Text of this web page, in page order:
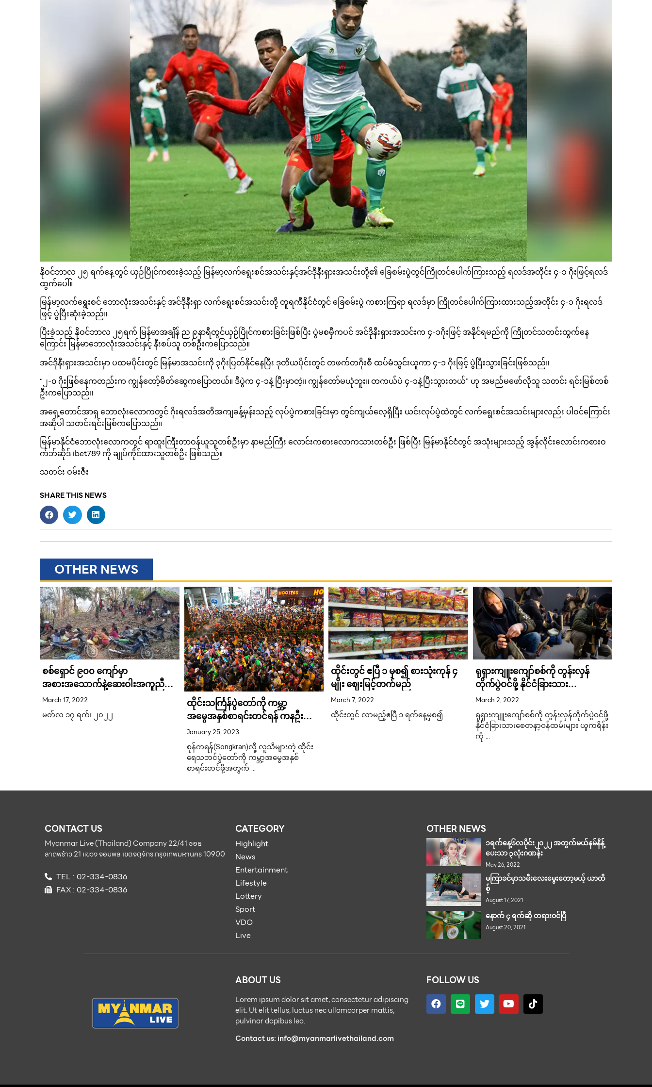
နိုဝင်ဘာလ ၂၅ ရက်နေ့တွင် ယှဉ်ပြိုင်ကစားခဲ့သည့် မြန်မာ့လက်ရွေးစင်အသင်းနှင့်အင်ဒိုနီးရှားအသင်းတို့၏ ခြေစမ်းပွဲတွင်ကြိုတင်ပေါက်ကြားသည့် ရလဒ်အတိုင်း ၄-၁ ဂိုးဖြင့်ရလဒ်
ထွက်ပေါ်။
မြန်မာ့လက်ရွေးစင် ဘောလုံးအသင်းနှင့် အင်ဒိုနီးရှာ လက်ရွေးစင်အသင်းတို့ တူရကီနိုင်ငံတွင် ခြေစမ်းပွဲ ကစားကြရာ ရလဒ်မှာ ကြိုတင်ပေါက်ကြားထားသည့်အတိုင်း ၄-၁ ဂိုးရလဒ်
ဖြင့် ပွဲပြီးဆုံးခဲ့သည်။
ပြီးခဲ့သည့် နိုဝင်ဘာလ ၂၅ရက် မြန်မာအချိန် ည ၉နာရီတွင်ယှဉ်ပြိုင်ကစားခြင်းဖြစ်ပြီး ပွဲမစမှီကပင် အင်ဒိုနီးရှားအသင်းက ၄-၁ဂိုးဖြင့် အနိုင်ရမည်ကို ကြိုတင်သတင်းထွက်နေ
ကြောင်း မြန်မာဘောလုံးအသင်းနှင့် နီးစပ်သူ တစ်ဦးကပြောသည်။
အင်ဒိုနီးရှားအသင်းမှာ ပထမပိုင်းတွင် မြန်မာအသင်းကို ၃ဂိုးပြတ်နိုင်နေပြီး ဒုတိယပိုင်းတွင် တဖက်တဂိုးစီ ထပ်မံသွင်းယူကာ ၄-၁ ဂိုးဖြင့် ပွဲပြီးသွားခြင်းဖြစ်သည်။
“၂-၀ ဂိုးဖြစ်နေကတည်းက ကျွန်တော့်မိတ်ဆွေကပြောတယ်။ ဒီပွဲက ၄-၁နဲ့ ပြီးမှာတဲ့။ ကျွန်တော်မယုံဘူး။ တကယ်ပဲ ၄-၁နဲ့ပြီးသွားတယ်” ဟု အမည်မဖော်လိုသူ သတင်း ရင်းမြစ်တစ်
ဦးကပြောသည်။
အရှေ့တောင်အာရှ ဘောလုံးလောကတွင် ဂိုးရလဒ်အတိအကျခန့်မှန်းသည့် လုပ်ပွဲကစားခြင်းမှာ တွင်ကျယ်လေ့ရှိပြီး ယင်းလုပ်ပွဲထဲတွင် လက်ရွေးစင်အသင်းများလည်း ပါဝင်ကြောင်း
အဆိုပါ သတင်းရင်းမြစ်ကပြောသည်။
မြန်မာနိုင်ငံဘောလုံးလောကတွင် ရာထူးကြီးတာဝန်ယူသူတစ်ဦးမှာ နာမည်ကြီး လောင်းကစားလောကသားတစ်ဦး ဖြစ်ပြီး မြန်မာနိုင်ငံတွင် အသုံးများသည့် အွန်လိုင်း‌လောင်းကစားဝ
က်ဘ်ဆိုဒ် ibet789 ကို ချုပ်ကိုင်ထားသူတစ်ဦး ဖြစ်သည်။
သတင်း ဝမ်းဇီး
SHARE THIS NEWS
OTHER NEWS
စစ်ရှောင် ၉၀၀ ကျော်မှာ
အစားအသောက်နဲ့ဆေးဝါးအကူညီ
လိုအပ်
March 17, 2022
မတ်လ ၁၇ ရက်၊ ၂၀၂၂ …
ထိုင်းသင်္ကြန်ပွဲတော်ကို ကမ္ဘာ့
အမွေအနှစ်စာရင်းတင်ရန် ကနဦး
အဆိုပြုချက် အောင်မြင်
January 25, 2023
စုန်ကရန်(Songkran)လို့ လူသိများတဲ့ ထိုင်း
ရေသဘင်ပွဲတော်ကို ကမ္ဘာ့အမွေအနှစ်
စာရင်းတင်ဖို့အတွက် …
ထိုင်းတွင် ဧပြီ ၁ မှစ၍ စားသုံးကုန် ၄
မျိုး ဈေးမြင့်တက်မည်
March 7, 2022
ထိုင်းတွင် လာမည့်ဧပြီ ၁ ရက်နေ့မှစ၍ …
ရုရှားကျူးကျော်စစ်ကို တွန်းလှန်
တိုက်ပွဲဝင်ဖို့ နိုင်ငံခြားသား
စေတနာ့ဝန်ထမ်းများ ယူကရိန်းကို
သွားရောက်
March 2, 2022
ရုရှားကျူးကျော်စစ်ကို တွန်းလှန်တိုက်ပွဲဝင်ဖို့
နိုင်ငံခြားသားစေတနာ့ဝန်ထမ်းများ ယူကရိန်း
ကို …
CONTACT US
Myanmar Live (Thailand) Company 22/41 ซอย
ลาดพร้าว 21 แขวง จอมพล เขตจตุจักร กรุงเทพมหานคร 10900
TEL : 02-334-0836
FAX : 02-334-0836
CATEGORY
Highlight
News
Entertainment
Lifestyle
Lottery
Sport
VDO
Live
OTHER NEWS
၁ရက်နေ့၆လပိုင်း၂၀၂၂ အတွက်မယ်နမ်နိန့်
ပေးသာ ၃လုံးဂဏန်း
May 26, 2022
မကြာခင်မှာသမီးလေးမွေးတော့မယ့် ယာထိ
စ့်
August 17, 2021
နောက် ၄ ရက်ဆို တရားဝင်ပြီ
August 20, 2021
ABOUT US
Lorem ipsum dolor sit amet, consectetur adipiscing
elit. Ut elit tellus, luctus nec ullamcorper mattis,
pulvinar dapibus leo.
Contact us: info@myanmarlivethailand.com
FOLLOW US